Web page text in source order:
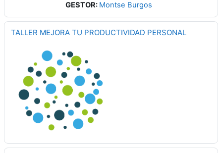
GESTOR: Montse Burgos
TALLER MEJORA TU PRODUCTIVIDAD PERSONAL